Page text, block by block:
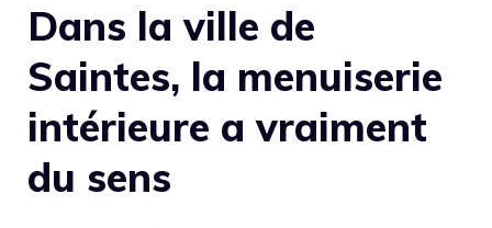
Dans la ville de
Saintes, la menuiserie
intérieure a vraiment
du sens